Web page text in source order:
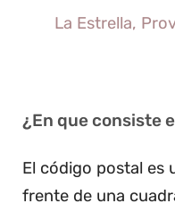
La Estrella,
¿En que consiste
El código postal es
frente de una